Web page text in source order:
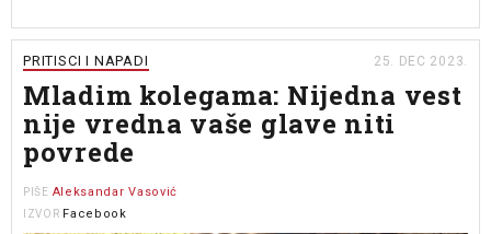
PRITISCI I NAPADI 25. DEC 2023.
Mladim kolegama: Nijedna vest
nije vredna vaše glave niti
povrede
PIŠE Aleksandar Vasović
IZVOR Facebook